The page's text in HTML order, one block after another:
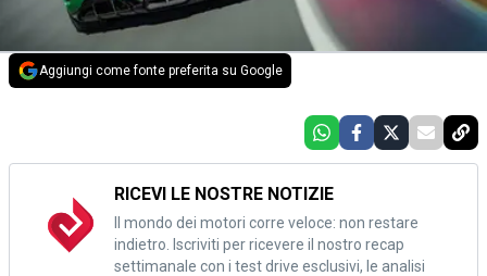
Aggiungi come fonte preferita su Google
RICEVI LE NOSTRE NOTIZIE
Il mondo dei motori corre veloce: non restare
indietro. Iscriviti per ricevere il nostro recap
settimanale con i test drive esclusivi, le analisi